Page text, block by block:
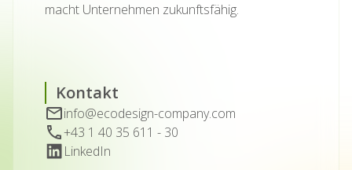
macht Unternehmen zukunftsfähig.
Kontakt
info@ecodesign-company.com
+43 1 40 35 611 - 30
LinkedIn